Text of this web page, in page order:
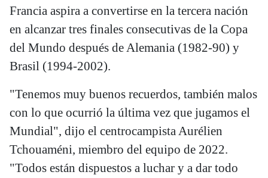
Francia aspira a convertirse en la tercera nación
en alcanzar tres finales consecutivas de la Copa
del Mundo después de Alemania (1982-90) y
Brasil (1994-2002).
"Tenemos muy buenos recuerdos, también malos
con lo que ocurrió la última vez que jugamos el
Mundial", dijo el centrocampista Aurélien
Tchouaméni, miembro del equipo de 2022.
"Todos están dispuestos a luchar y a dar todo